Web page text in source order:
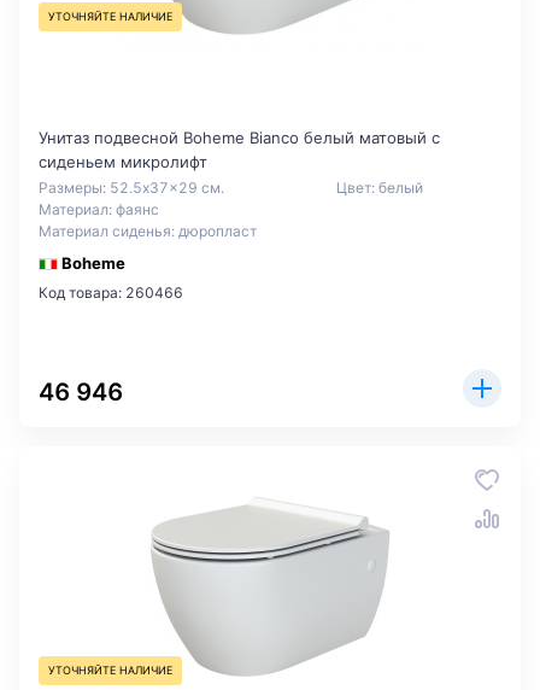
УТОЧНЯЙТЕ НАЛИЧИЕ
Унитаз подвесной Boheme Bianco белый матовый с
сиденьем микролифт
Размеры: 52.5x37x29 см.
Материал: фаянс
Материал сиденья: дюропласт
Цвет: белый
Boheme
Код товара: 260466
46 946
УТОЧНЯЙТЕ НАЛИЧИЕ